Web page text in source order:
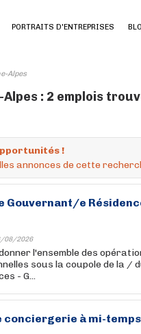
PORTRAITS D'ENTREPRISES
Alpes
: 2 emplois
!
annonces de cette
e Résidence
08/2026
l'ensemble des
sous la coupole de la /
- G...
conciergerie à mi-